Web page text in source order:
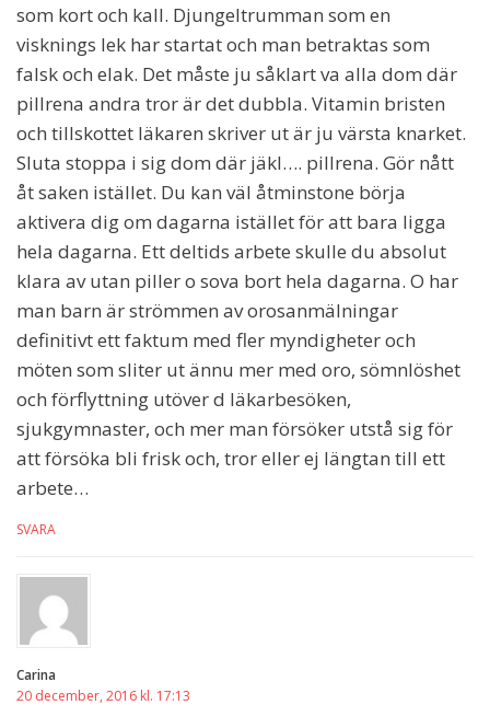
som kort och kall. Djungeltrumman som en
visknings lek har startat och man betraktas som
falsk och elak. Det måste ju såklart va alla dom där
pillrena andra tror är det dubbla. Vitamin bristen
och tillskottet läkaren skriver ut är ju värsta knarket.
Sluta stoppa i sig dom där jäkl…. pillrena. Gör nått
åt saken istället. Du kan väl åtminstone börja
aktivera dig om dagarna istället för att bara ligga
hela dagarna. Ett deltids arbete skulle du absolut
klara av utan piller o sova bort hela dagarna. O har
man barn är strömmen av orosanmälningar
definitivt ett faktum med fler myndigheter och
möten som sliter ut ännu mer med oro, sömnlöshet
och förflyttning utöver d läkarbesöken,
sjukgymnaster, och mer man försöker utstå sig för
att försöka bli frisk och, tror eller ej längtan till ett
arbete…
SVARA
Carina
20 december, 2016 kl. 17:13